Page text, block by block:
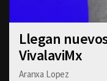
Llegan
VivalaviMx
Aranxa Lopez